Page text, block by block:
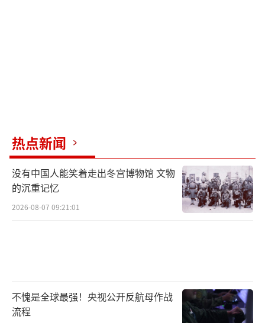
热点新闻
没有中国人能笑着走出冬宫博物馆 文物
的沉重记忆
2026-08-07 09:21:01
不愧是全球最强！央视公开反航母作战
流程